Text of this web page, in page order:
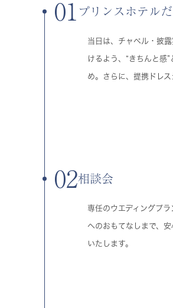
01 プリンスホテル
当日は、チャペル・披
けるよう、“きちんと感
め。さらに、提携ドレ
02相談会
専任のウエディングプ
へのおもてなしまで、
いたします。